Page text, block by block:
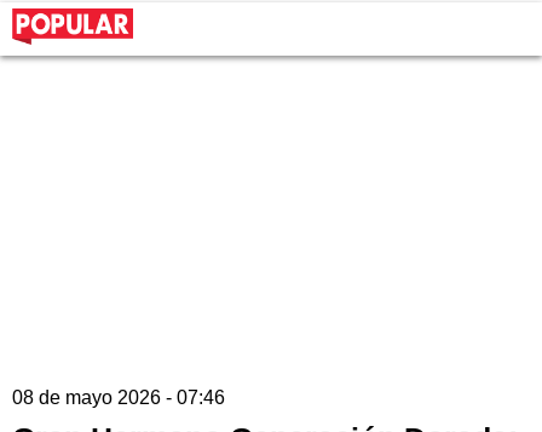
08 de mayo 2026 - 07:46